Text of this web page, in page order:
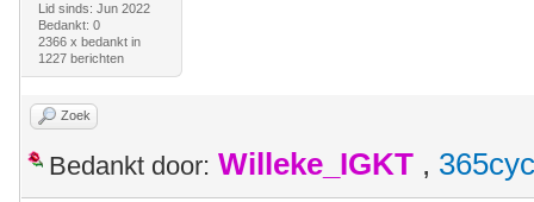
Lid sinds: Jun 2022
Bedankt: 0
2366 x bedankt in
1227 berichten
Zoek
Bedankt door: Willeke_IGKT ,